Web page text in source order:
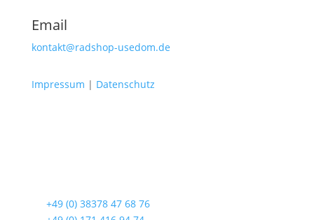
Email
kontakt@radshop-usedom.de
Impressum | Datenschutz
+49 (0) 38378 47 68 76